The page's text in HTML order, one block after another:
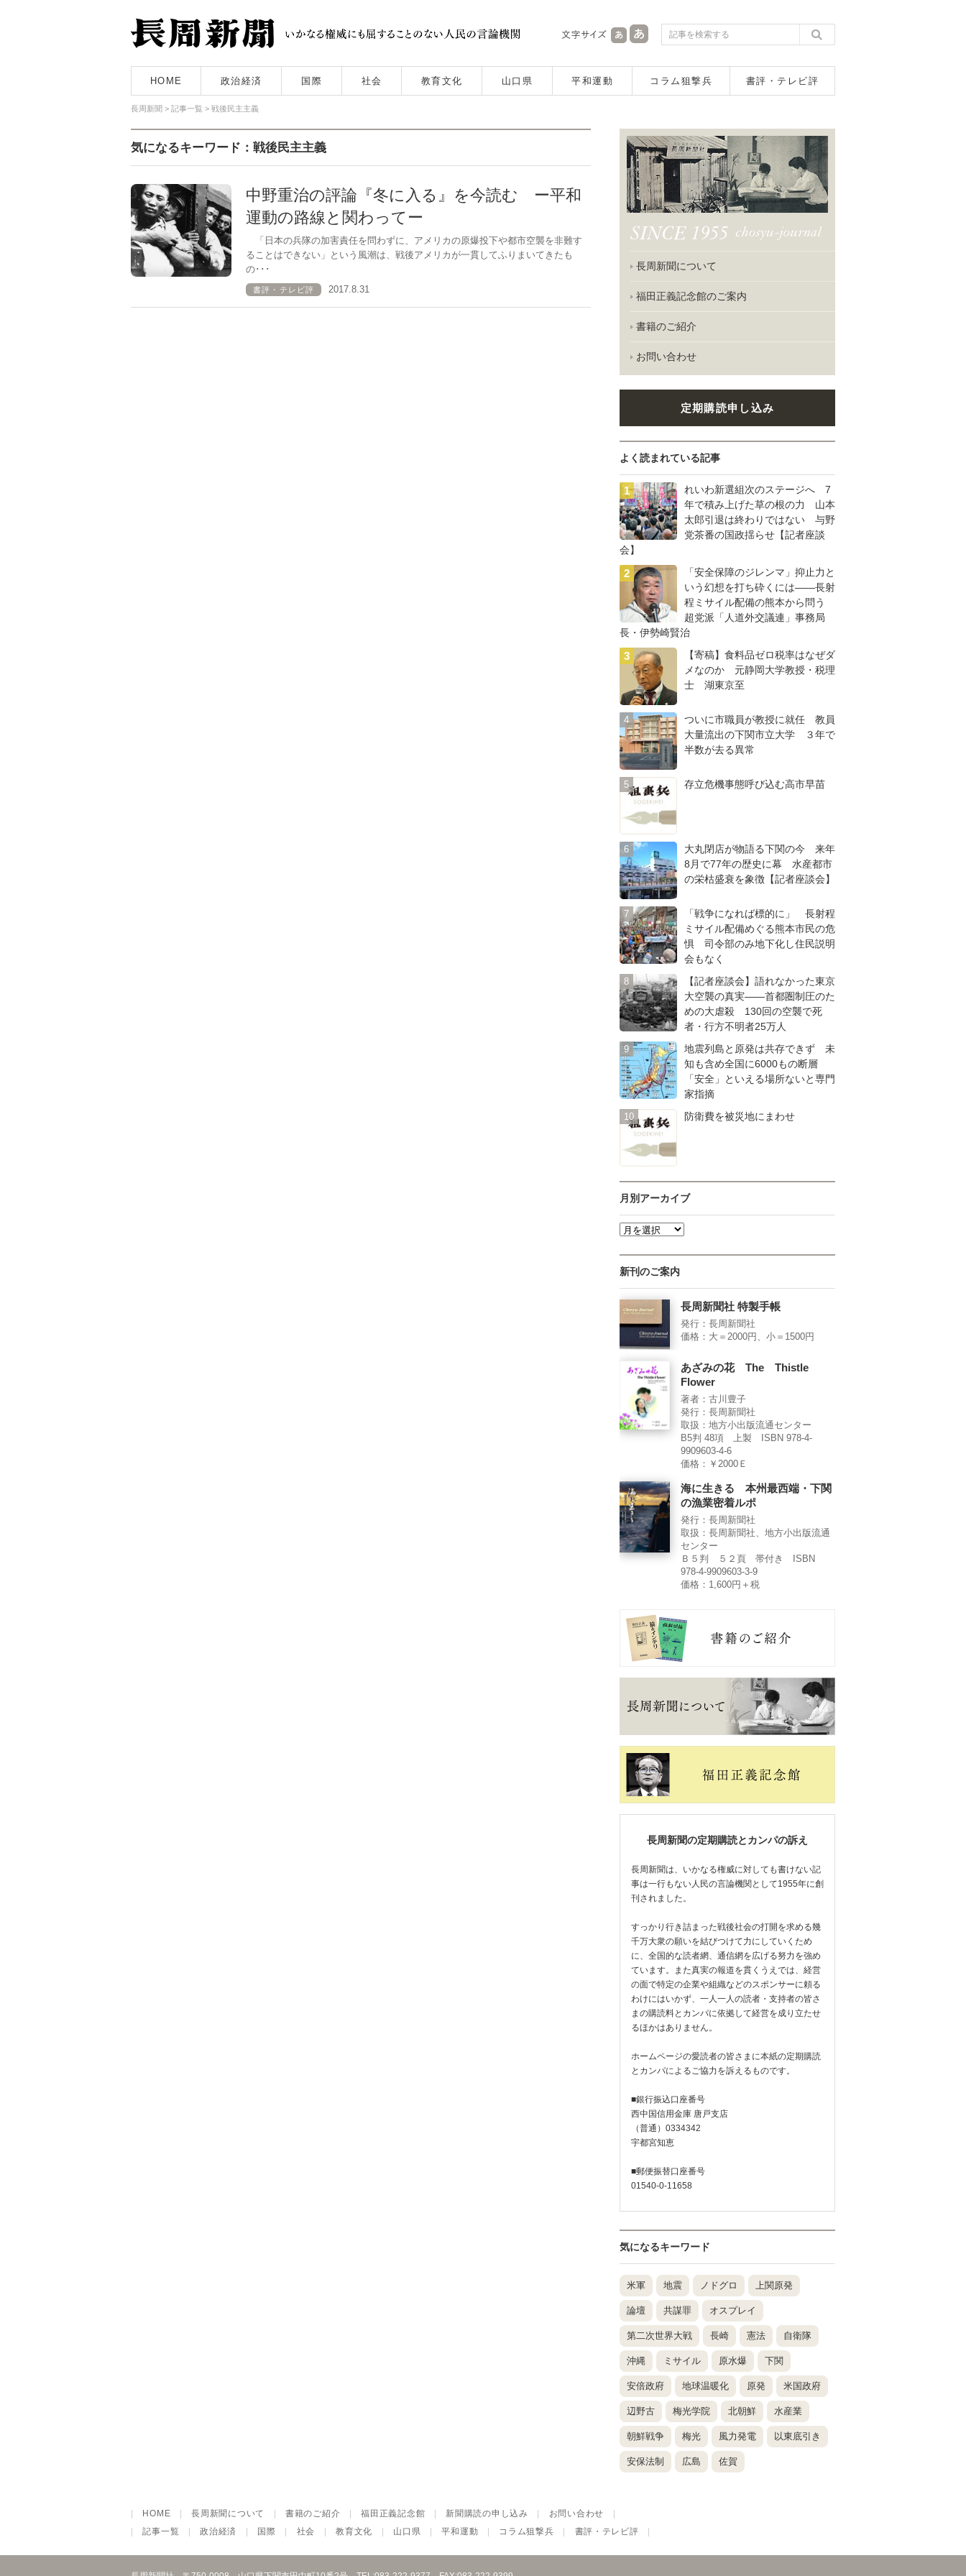
HOME 政治経済 国際 社会 教育文化 山口県 平和運動 コラム狙撃兵 書評・テレビ評
長周新聞 > 記事一覧 > 戦後民主主義
気になるキーワード：戦後民主主義
中野重治の評論『冬に入る』を今読む ー平和
運動の路線と関わってー
「日本の兵隊の加害責任を問わずに、アメリカの原爆投下や都市空襲を非難す
ることはできない」という風潮は、戦後アメリカが一貫してふりまいてきたも
の･･･
書評・テレビ評 2017.8.31
長周新聞について
福田正義記念館のご案内
書籍のご紹介
お問い合わせ
定期購読申し込み
よく読まれている記事
れいわ新選組次のステージへ 7
年で積み上げた草の根の力 山本
太郎引退は終わりではない 与野
党茶番の国政揺らせ【記者座談
会】
「安全保障のジレンマ」抑止力と
いう幻想を打ち砕くには――長射
程ミサイル配備の熊本から問う
超党派「人道外交議連」事務局
長・伊勢崎賢治
【寄稿】食料品ゼロ税率はなぜダ
メなのか 元静岡大学教授・税理
士 湖東京至
ついに市職員が教授に就任 教員
大量流出の下関市立大学 ３年で
半数が去る異常
存立危機事態呼び込む高市早苗
大丸閉店が物語る下関の今 来年
8月で77年の歴史に幕 水産都市
の栄枯盛衰を象徴【記者座談会】
「戦争になれば標的に」 長射程
ミサイル配備めぐる熊本市民の危
惧 司令部のみ地下化し住民説明
会もなく
【記者座談会】語れなかった東京
大空襲の真実――首都圏制圧のた
めの大虐殺 130回の空襲で死
者・行方不明者25万人
地震列島と原発は共存できず 未
知も含め全国に6000もの断層
「安全」といえる場所ないと専門
家指摘
防衛費を被災地にまわせ
月別アーカイブ
新刊のご案内
長周新聞社 特製手帳
発行：長周新聞社
価格：大＝2000円、小＝1500円
あざみの花 The Thistle
Flower
著者：古川豊子
発行：長周新聞社
取扱：地方小出版流通センター
B5判 48項 上製 ISBN 978-4-
9909603-4-6
価格：￥2000Ｅ
海に生きる 本州最西端・下関
の漁業密着ルポ
発行：長周新聞社
取扱：長周新聞社、地方小出版流通
センター
Ｂ５判 ５２頁 帯付き ISBN
978-4-9909603-3-9
価格：1,600円＋税
長周新聞の定期購読とカンパの訴え
長周新聞は、いかなる権威に対しても書けない記
事は一行もない人民の言論機関として1955年に創
刊されました。
すっかり行き詰まった戦後社会の打開を求める幾
千万大衆の願いを結びつけて力にしていくため
に、全国的な読者網、通信網を広げる努力を強め
ています。また真実の報道を貫くうえでは、経営
の面で特定の企業や組織などのスポンサーに頼る
わけにはいかず、一人一人の読者・支持者の皆さ
まの購読料とカンパに依拠して経営を成り立たせ
るほかはありません。
ホームページの愛読者の皆さまに本紙の定期購読
とカンパによるご協力を訴えるものです。
■銀行振込口座番号
西中国信用金庫 唐戸支店
（普通）0334342
宇都宮知恵
■郵便振替口座番号
01540-0-11658
気になるキーワード
米軍 地震 ノドグロ 上関原発
論壇 共謀罪 オスプレイ
第二次世界大戦 長崎 憲法 自衛隊
沖縄 ミサイル 原水爆 下関
安倍政府 地球温暖化 原発 米国政府
辺野古 梅光学院 北朝鮮 水産業
朝鮮戦争 梅光 風力発電 以東底引き
安保法制 広島 佐賀
HOME |長周新聞について |書籍のご紹介 |福田正義記念館 新聞購読の申し込み お問い合わせ
|記事一覧 |政治経済 国際 社会 |教育文化 山口県 |平和運動 コラム狙撃兵 書評・テレビ評